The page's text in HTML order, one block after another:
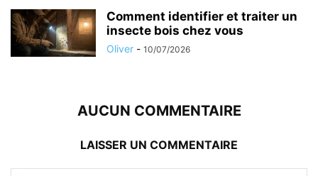
Comment identifier et traiter un
insecte bois chez vous
Oliver - 10/07/2026
AUCUN COMMENTAIRE
LAISSER UN COMMENTAIRE